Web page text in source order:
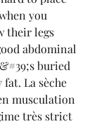
you
their legs
abdominal
buried
La sèche
musculation
très strict